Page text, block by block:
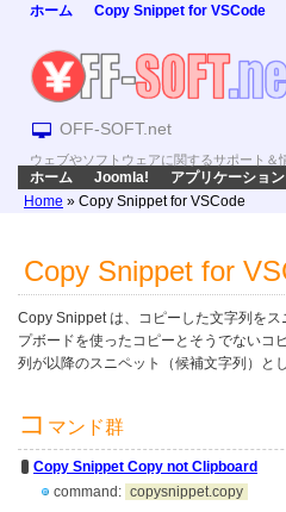
ホーム Copy Snippet for VSCode
OFF-SOFT.net
ウェブやソフトウェアに関するサポート＆
ホーム Joomla! アプリケーション
Home » Copy Snippet for VSCode
Copy Snippet for
Copy Snippet は、コピーした文字列を
プボードを使ったコピーとそうでないコ
列が以降のスニペット（候補文字列）と
コ マンド群
Copy Snippet Copy not Clipboard
command: copysnippet.copy